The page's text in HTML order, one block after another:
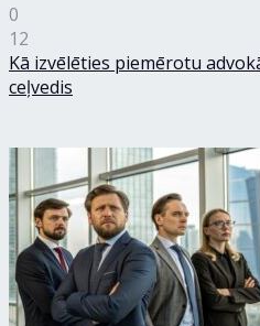
0
12
Kā izvēlēties piemērotu
ceļvedis